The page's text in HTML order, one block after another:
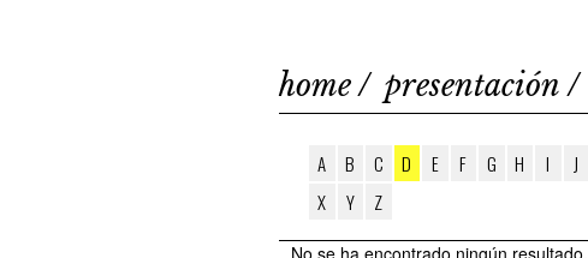
home presentación
A B C D E F G H I J
X
Y Z
No se ha encontrado ningún resultado.